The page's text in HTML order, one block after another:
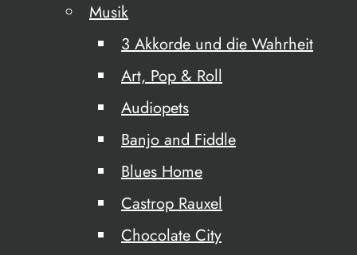
Musik
3 Akkorde und die Wahrheit
Art, Pop & Roll
Audiopets
Banjo and Fiddle
Blues Home
Castrop Rauxel
Chocolate City